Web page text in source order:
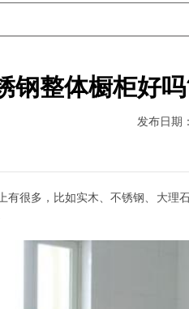
钢整体橱柜好
发布日期
有很多，比如实木、不锈钢、大理